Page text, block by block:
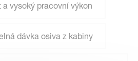
a vysoký pracovní výkon
dávka osiva z kabiny